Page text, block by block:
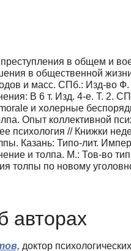
в общем и
в общественной
и масс. СПб.: Изд-во
В 6 т. Изд. 4-е. Т. 2.
и холерные
Опыт коллективной
психология // Книжки
Казань: Типо-лит.
и толпа. М.: Тов-во
толпы по новому
авторах
доктор